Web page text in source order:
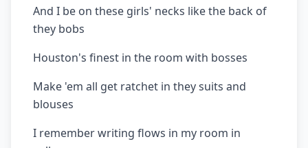
And I be on these girls' necks like the back of
they bobs
Houston's finest in the room with bosses
Make 'em all get ratchet in they suits and
blouses
I remember writing flows in my room in